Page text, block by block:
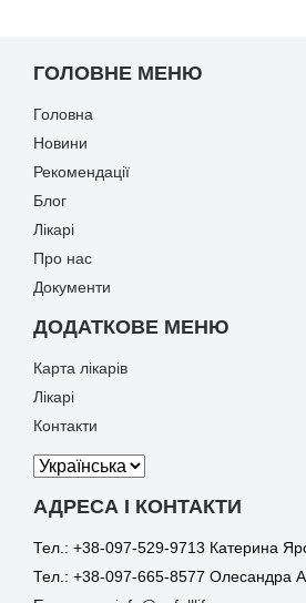
ГОЛОВНЕ МЕНЮ
Головна
Новини
Рекомендації
Блог
Лікарі
Про нас
Документи
ДОДАТКОВЕ МЕНЮ
Карта лікарів
Лікарі
Контакти
АДРЕСА І КОНТАКТИ
Тел.: +38-097-529-9713 Катерина
Тел.: +38-097-665-8577 Олесандра